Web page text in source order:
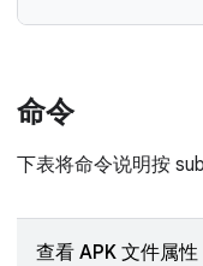
命令
下表将命令说明按
查看 APK 文件属性